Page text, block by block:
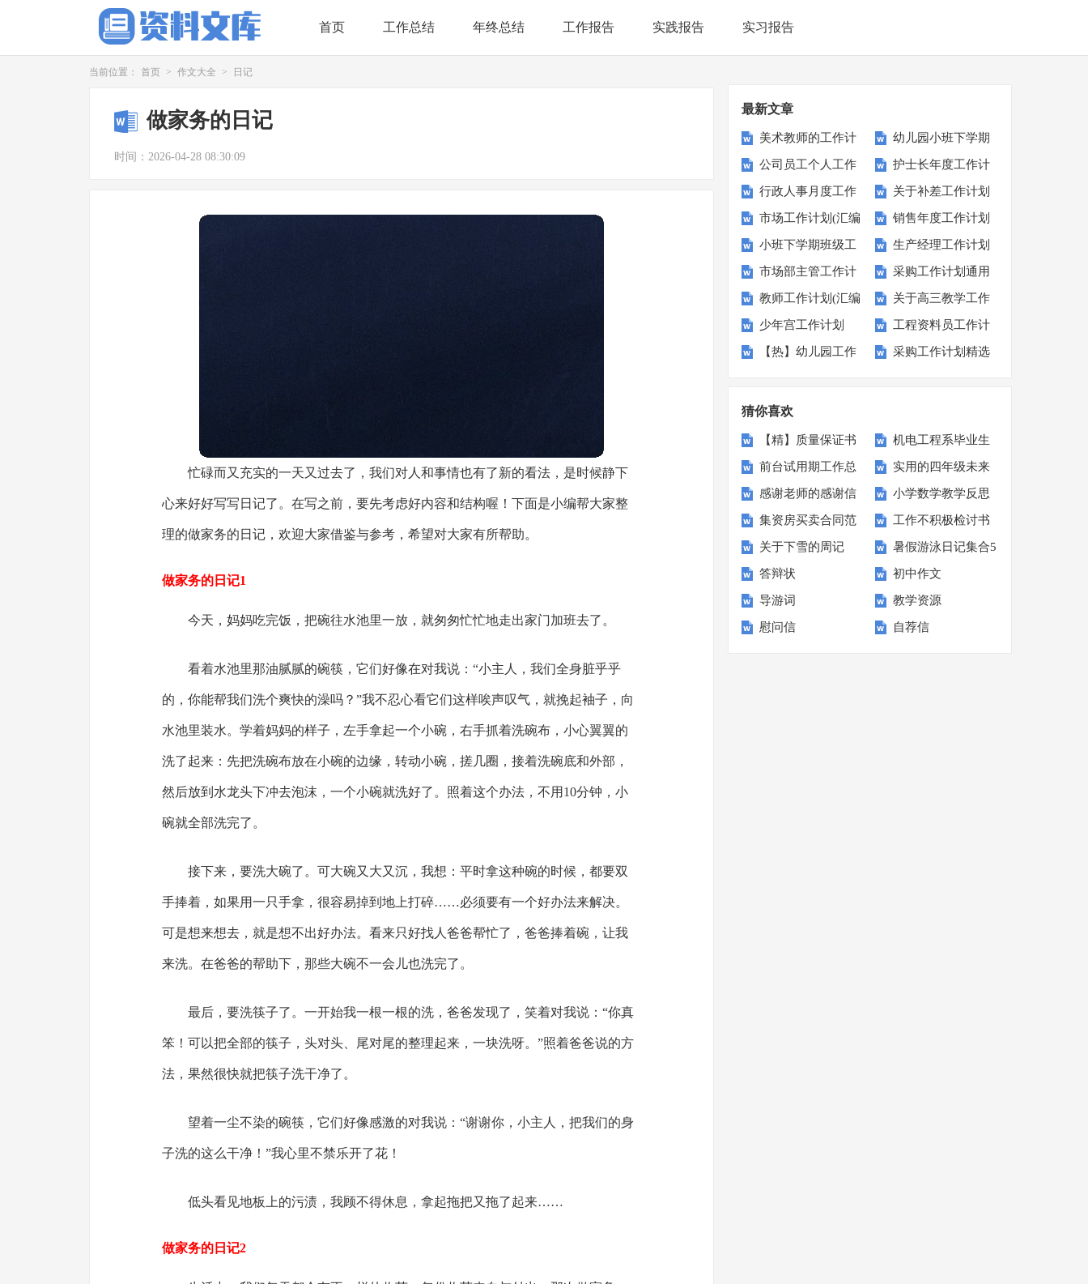
首页 工作总结 年终总结 工作报告 实践报告 实习报告
当前位置： 首页 > 作文大全 > 日记
做家务的日记
时间：2026-04-28 08:30:09
忙碌而又充实的一天又过去了，我们对人和事情也有了新的看法，是时候静下
心来好好写写日记了。在写之前，要先考虑好内容和结构喔！下面是小编帮大家整
理的做家务的日记，欢迎大家借鉴与参考，希望对大家有所帮助。
做家务的日记1
今天，妈妈吃完饭，把碗往水池里一放，就匆匆忙忙地走出家门加班去了。
看着水池里那油腻腻的碗筷，它们好像在对我说：“小主人，我们全身脏乎乎
的，你能帮我们洗个爽快的澡吗？”我不忍心看它们这样唉声叹气，就挽起袖子，向
水池里装水。学着妈妈的样子，左手拿起一个小碗，右手抓着洗碗布，小心翼翼的
洗了起来：先把洗碗布放在小碗的边缘，转动小碗，搓几圈，接着洗碗底和外部，
然后放到水龙头下冲去泡沫，一个小碗就洗好了。照着这个办法，不用10分钟，小
碗就全部洗完了。
接下来，要洗大碗了。可大碗又大又沉，我想：平时拿这种碗的时候，都要双
手捧着，如果用一只手拿，很容易掉到地上打碎……必须要有一个好办法来解决。
可是想来想去，就是想不出好办法。看来只好找人爸爸帮忙了，爸爸捧着碗，让我
来洗。在爸爸的帮助下，那些大碗不一会儿也洗完了。
最后，要洗筷子了。一开始我一根一根的洗，爸爸发现了，笑着对我说：“你真
笨！可以把全部的筷子，头对头、尾对尾的整理起来，一块洗呀。”照着爸爸说的方
法，果然很快就把筷子洗干净了。
望着一尘不染的碗筷，它们好像感激的对我说：“谢谢你，小主人，把我们的身
子洗的这么干净！”我心里不禁乐开了花！
低头看见地板上的污渍，我顾不得休息，拿起拖把又拖了起来……
做家务的日记2
最新文章
美术教师的工作计
划
幼儿园小班下学期
教学计划
公司员工个人工作
计划15篇
护士长年度工作计
划15篇
行政人事月度工作
计划6篇
关于补差工作计划
市场工作计划(汇编
15篇)
销售年度工作计划
集锦15篇
小班下学期班级工
作计划
生产经理工作计划
15篇
市场部主管工作计
划
采购工作计划通用
15篇
教师工作计划(汇编
15篇)
关于高三教学工作
计划
少年宫工作计划 工程资料员工作计
划6篇
【热】幼儿园工作 采购工作计划精选
猜你喜欢
【精】质量保证书 机电工程系毕业生
求职信
前台试用期工作总
结
实用的四年级未来
的家乡作文四篇
感谢老师的感谢信
(汇编15篇)
小学数学教学反思
集锦15篇
集资房买卖合同范
本7篇
工作不积极检讨书
关于下雪的周记 暑假游泳日记集合5
篇
答辩状 初中作文
导游词 教学资源
慰问信 自荐信